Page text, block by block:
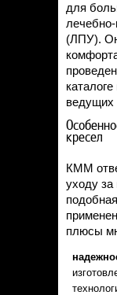
для
(ЛПУ).
ведущих
кресел
КММ
уходу за
плюсы